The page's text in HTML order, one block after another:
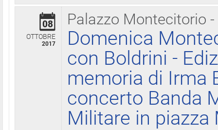
Palazzo Montecitorio
08
OTTOBRE
2017
Domenica
con Boldrini -
memoria di Irma
concerto Banda
Militare in